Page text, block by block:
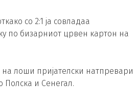
со 2:1 ја совладаа
по бизарниот црвен картон на
лоши пријателски натпревари
Полска и Сенегал.